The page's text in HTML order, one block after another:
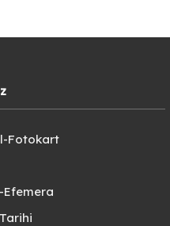
Fotokart
Efemera